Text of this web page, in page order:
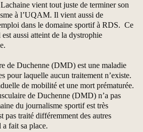
vient tout juste de terminer son
à l’UQAM. Il vient aussi de
dans le domaine sportif à RDS. Ce
aussi atteint de la dystrophie
de Duchenne (DMD) est une maladie
pour laquelle aucun traitement n’existe.
de mobilité et une mort prématurée.
de Duchenne (DMD) n’a pas
du journalisme sportif est très
pas traité différemment des autres
fait sa place.